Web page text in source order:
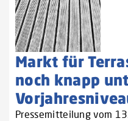
Markt für
noch knapp
Pressemitteilung vom